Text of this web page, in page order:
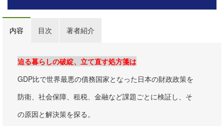
内容 目次 著者紹介
迫る暮らしの破綻、立て直す処方箋は
GDP比で世界最悪の債務国家となった日本の財政政策を
防衛、社会保障、租税、金融など課題ごとに検証し、そ
の原因と解決策を探る。